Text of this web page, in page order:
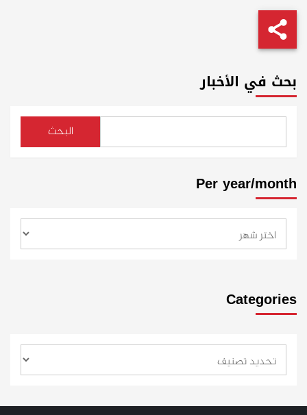
بحث في الأخبار
البحث
Per year/month
Categories